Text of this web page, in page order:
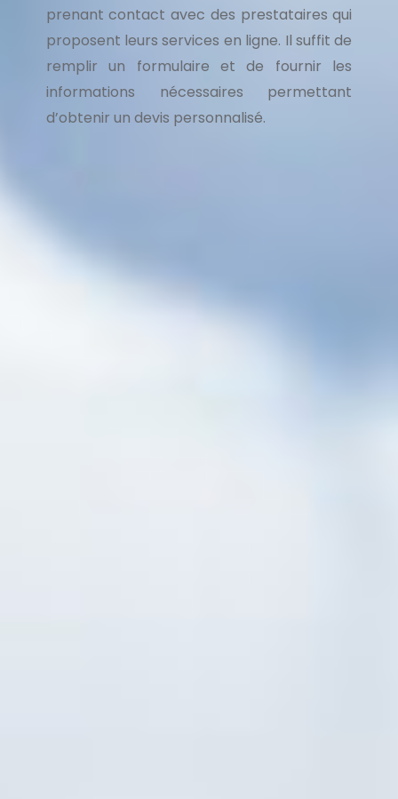
prenant contact avec des prestataires qui
proposent leurs services en ligne. Il suffit de
remplir un formulaire et de fournir les
informations nécessaires permettant
d’obtenir un devis personnalisé.